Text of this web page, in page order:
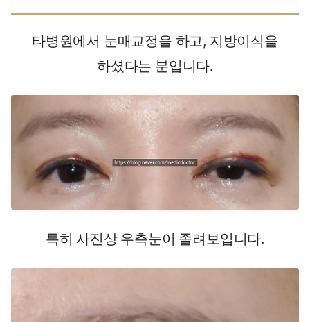
타병원에서 눈매교정을 하고, 지방이식을
하셨다는 분입니다.
특히 사진상 우측눈이 졸려보입니다.